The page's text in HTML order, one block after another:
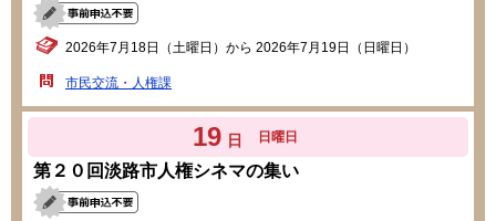
2026年7月18日（土曜日）から 2026年7月19日（日曜日）
市民交流・人権課
19 日 日曜日
第２０回淡路市人権シネマの集い